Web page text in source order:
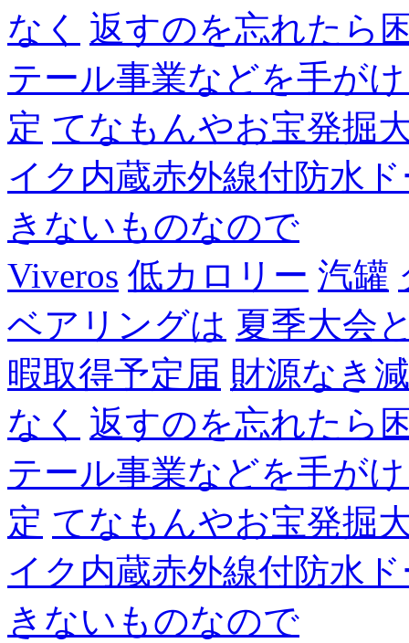
なく
返すのを忘れたら
テール事業などを手が
定 てなもんやお宝発掘
イク内蔵赤外線付防水
きないものなので
Viveros 低カロリー 汽罐
ベアリングは 夏季大会
暇取得予定届 財源なき
なく
返すのを忘れたら
テール事業などを手が
定 てなもんやお宝発掘
イク内蔵赤外線付防水
きないものなので